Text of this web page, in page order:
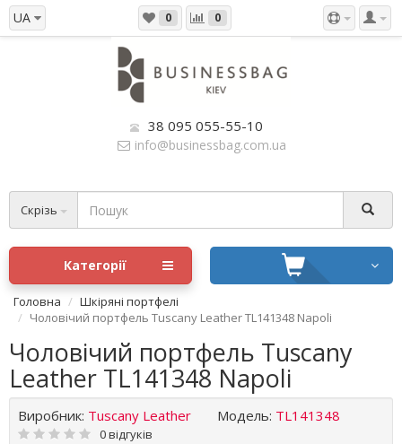
UA 0 0
38 095 055-55-10
info@businessbag.com.ua
Скрізь
Категорії
Головна
Шкіряні портфелі
Чоловічий портфель Tuscany Leather TL141348 Napoli
Чоловічий портфель Tuscany
Leather TL141348 Napoli
Виробник: Tuscany Leather Модель: TL141348
0 відгуків